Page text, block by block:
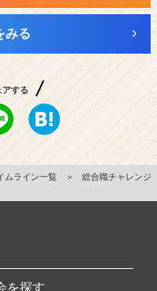
みる
アする
ムライン一覧 ＞
総合職チャレンジ
を探す